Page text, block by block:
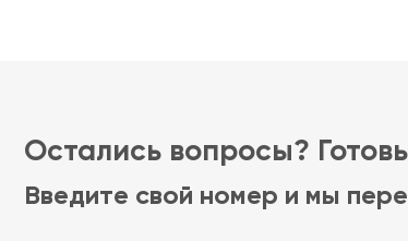
Остались вопросы?
Введите свой номер и мы